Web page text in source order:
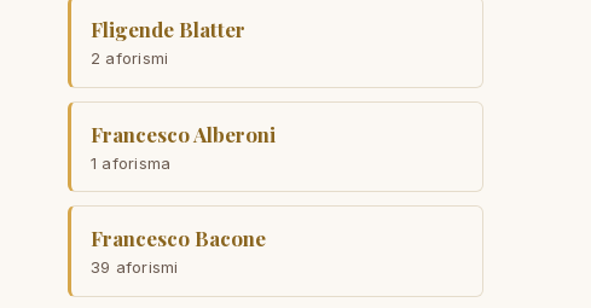
Fligende Blatter
2 aforismi
Francesco Alberoni
1 aforisma
Francesco Bacone
39 aforismi